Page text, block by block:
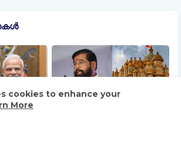
cookies to enhance your
More